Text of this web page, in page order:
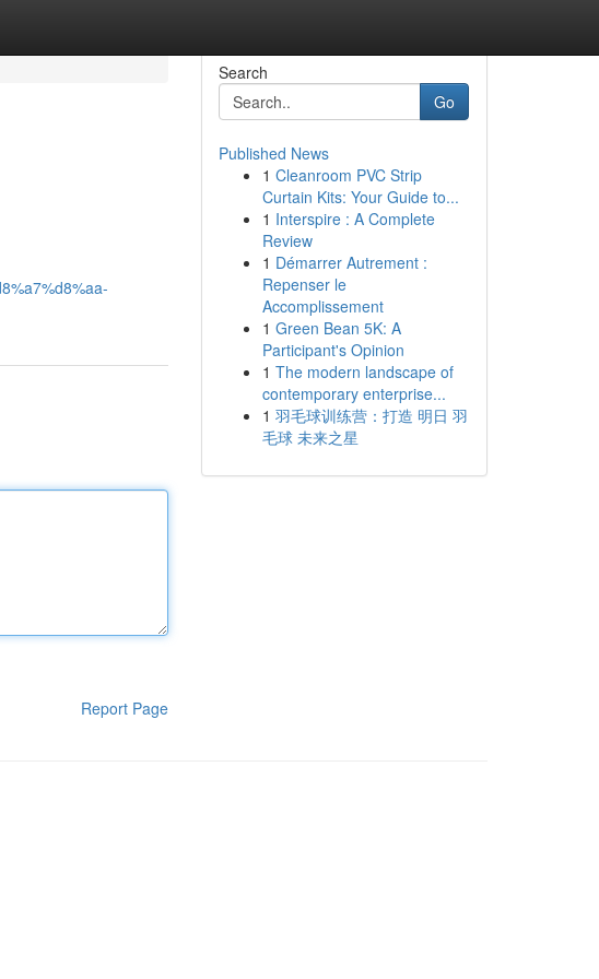
Report Page
Search
Go
Published News
1 Cleanroom PVC Strip
Curtain Kits: Your Guide to...
1 Interspire : A Complete
Review
1 Démarrer Autrement :
Repenser le
Accomplissement
1 Green Bean 5K: A
Participant's Opinion
1 The modern landscape of
contemporary enterprise...
1 羽毛球训练营：打造 明日 羽
毛球 未来之星